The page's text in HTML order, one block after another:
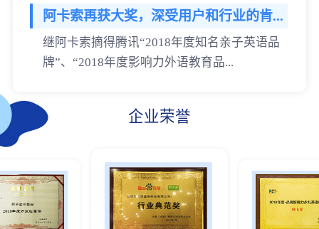
阿卡索再获大奖，深受用户和行业的肯...
继阿卡索摘得腾讯“2018年度知名亲子英语品
牌”、“2018年度影响力外语教育品...
企业荣誉